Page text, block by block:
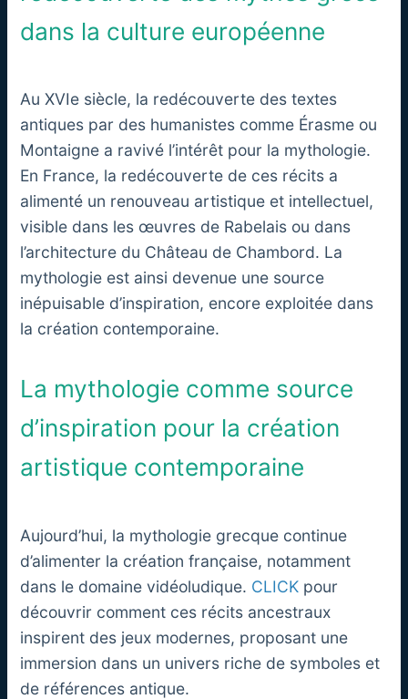
dans la culture européenne
Au XVIe siècle, la redécouverte des textes
antiques par des humanistes comme Érasme ou
Montaigne a ravivé l’intérêt pour la mythologie.
En France, la redécouverte de ces récits a
alimenté un renouveau artistique et intellectuel,
visible dans les œuvres de Rabelais ou dans
l’architecture du Château de Chambord. La
mythologie est ainsi devenue une source
inépuisable d’inspiration, encore exploitée dans
la création contemporaine.
La mythologie comme source
d’inspiration pour la création
artistique contemporaine
Aujourd’hui, la mythologie grecque continue
d’alimenter la création française, notamment
dans le domaine vidéoludique. CLICK pour
découvrir comment ces récits ancestraux
inspirent des jeux modernes, proposant une
immersion dans un univers riche de symboles et
de références antique.